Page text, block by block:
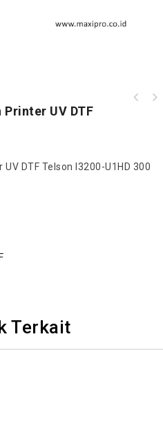
UV DTF
DTF Telson I3200-U1HD 300
Terkait